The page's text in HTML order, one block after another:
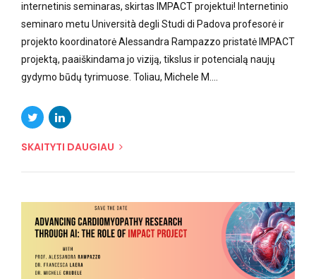
internetinis seminaras, skirtas IMPACT projektui! Internetinio
seminaro metu Università degli Studi di Padova profesorė ir
projekto koordinatorė Alessandra Rampazzo pristatė IMPACT
projektą, paaiškindama jo viziją, tikslus ir potencialą naujų
gydymo būdų tyrimuose. Toliau, Michele M....
SKAITYTI DAUGIAU